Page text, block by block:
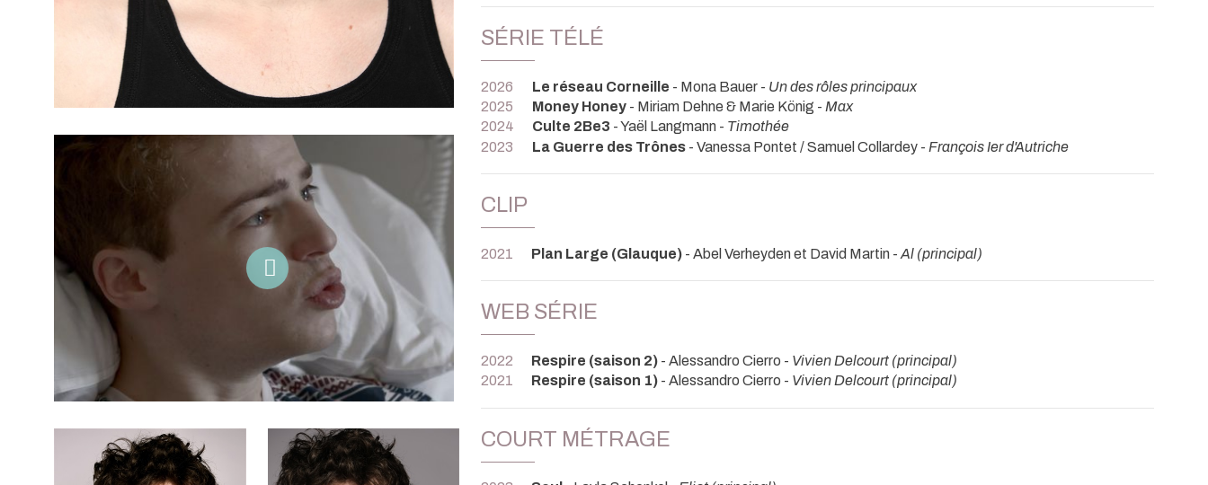
SÉRIE TÉLÉ
2026 Le réseau Corneille - Mona Bauer - Un des rôles principaux
2025
Money Honey - Miriam Dehne & Marie König - Max
2024
Culte 2Be3 - Yaël Langmann - Timothée
2023
La Guerre des Trônes - Vanessa Pontet / Samuel Collardey - François Ier d'Autriche
CLIP
2021 Plan Large (Glauque) - Abel Verheyden et David Martin - Al (principal)
WEB SÉRIE
2022 Respire (saison 2) - Alessandro Cierro - Vivien Delcourt (principal)
2021
Respire (saison 1) - Alessandro Cierro - Vivien Delcourt (principal)
COURT MÉTRAGE